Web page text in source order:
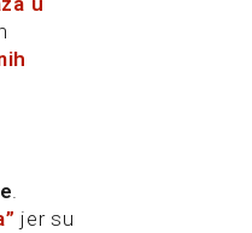
.
jer su